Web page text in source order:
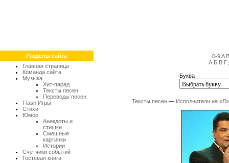
Разделы сайта
Главная страница
Команда сайта
Музыка
Хит-парад
Тексты песен
Переводы песен
Flash Игры
Стихи
Юмор
Анекдоты и
стишки
Смешные
картинки
Истории
Счетчики событий
Гостевая книга
0-9 A
А Б В Г
Буква
Тексты песен — Исполнители на «Л»